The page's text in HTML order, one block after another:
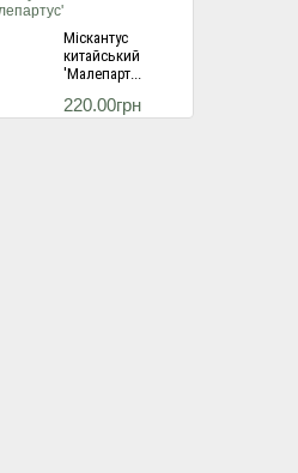
Міскантус
китайський
'Малепарт...
220.00грн